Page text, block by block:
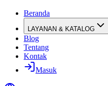
Beranda
LAYANAN & KATALOG
Blog
Tentang
Kontak
Masuk